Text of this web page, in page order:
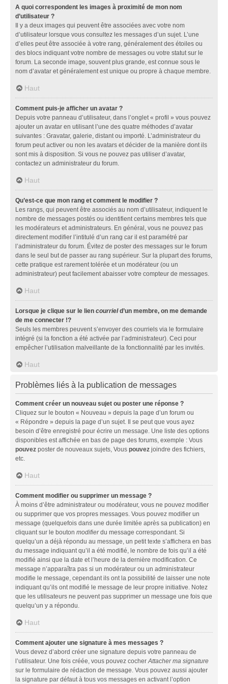
A quoi correspondent les images à proximité de mon nom
d’utilisateur ?
Il y a deux images qui peuvent être associées avec votre nom
d’utilisateur lorsque vous consultez les messages d’un sujet. L’une
d’elles peut être associée à votre rang, généralement des étoiles ou
des blocs indiquant votre nombre de messages ou votre statut sur le
forum. La seconde image, souvent plus grande, est connue sous le
nom d’avatar et généralement est unique ou propre à chaque membre.
Haut
Comment puis-je afficher un avatar ?
Depuis votre panneau d’utilisateur, dans l’onglet « profil » vous pouvez
ajouter un avatar en utilisant l’une des quatre méthodes d’avatar
suivantes : Gravatar, galerie, distant ou importé. L’administrateur du
forum peut activer ou non les avatars et décider de la manière dont ils
sont mis à disposition. Si vous ne pouvez pas utiliser d’avatar,
contactez un administrateur du forum.
Haut
Qu’est-ce que mon rang et comment le modifier ?
Les rangs, qui peuvent être associés au nom d’utilisateur, indiquent le
nombre de messages postés ou identifient certains membres tels que
les modérateurs et administrateurs. En général, vous ne pouvez pas
directement modifier l’intitulé d’un rang car il est paramétré par
l’administrateur du forum. Évitez de poster des messages sur le forum
dans le seul but de passer au rang supérieur. Sur la plupart des forums,
cette pratique est rarement tolérée et un modérateur (ou un
administrateur) peut facilement abaisser votre compteur de messages.
Haut
Lorsque je clique sur le lien courrield’un membre, on me demande
de me connecter !?
Seuls les membres peuvent s’envoyer des courriels via le formulaire
intégré (si la fonction a été activée par l’administrateur). Ceci pour
empêcher l’utilisation malveillante de la fonctionnalité par les invités.
Haut
Problèmes liés à la publication de messages
Comment créer un nouveau sujet ou poster une réponse ?
Cliquez sur le bouton « Nouveau » depuis la page d’un forum ou
« Répondre » depuis la page d’un sujet. Il se peut que vous ayez
besoin d’être enregistré pour écrire un message. Une liste des options
disponibles est affichée en bas de page des forums, exemple : Vous
pouvez poster de nouveaux sujets, Vous pouvez joindre des fichiers,
etc.
Haut
Comment modifier ou supprimer un message ?
À moins d’être administrateur ou modérateur, vous ne pouvez modifier
ou supprimer que vos propres messages. Vous pouvez modifier un
message (quelquefois dans une durée limitée après sa publication) en
cliquant sur le bouton modifierdu message correspondant. Si
quelqu’un a déjà répondu au message, un petit texte s’affichera en bas
du message indiquant qu’il a été modifié, le nombre de fois qu’il a été
modifié ainsi que la date et l’heure de la dernière modification. Ce
message n’apparaîtra pas si un modérateur ou un administrateur
modifie le message, cependant ils ont la possibilité de laisser une note
indiquant qu’ils ont modifié le message de leur propre initiative. Notez
que les utilisateurs ne peuvent pas supprimer un message une fois que
quelqu’un y a répondu.
Haut
Comment ajouter une signature à mes messages ?
Vous devez d’abord créer une signature depuis votre panneau de
l’utilisateur. Une fois créée, vous pouvez cocherAttacher ma signature
sur le formulaire de rédaction de message. Vous pouvez aussi ajouter
la signature par défaut à tous vos messages en activant l’option